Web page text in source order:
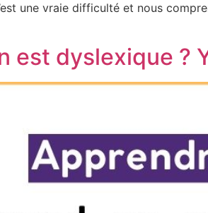
une vraie difficulté et nous
est dyslexique ?